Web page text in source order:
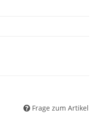
Frage zum Artikel